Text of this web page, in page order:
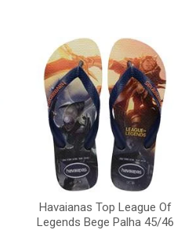
Havaianas Top League Of
Legends Bege Palha 45/46